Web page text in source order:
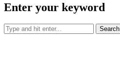
Enter your keyword
Search